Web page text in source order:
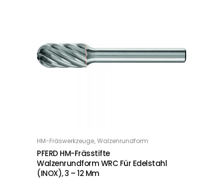
OPTIONS
HM-Fräswerkzeuge,Walzenrundform
PFERD HM-Frässtifte
Walzenrundform WRC Für Edelstahl
(INOX), 3 – 12 Mm